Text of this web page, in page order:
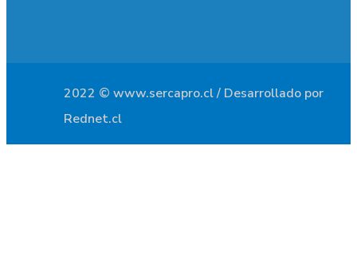
2022 © www.sercapro.cl / Desarrollado por
Rednet.cl